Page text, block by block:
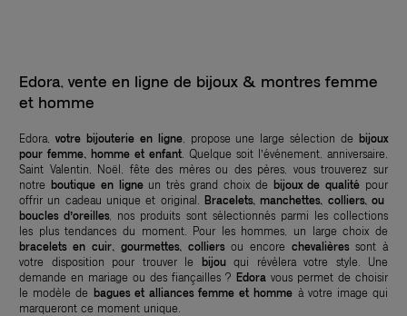
Edora, vente en ligne de bijoux & montres femme
et homme
Edora, votre bijouterie en ligne, propose une large sélection debijoux
pour femme, homme et enfant . Quelque soit l’événement, anniversaire,
Saint Valentin, Noël, fête des mères ou des pères, vous trouverez sur
notre boutique en ligneun très grand choix de bijoux de qualité pour
offrir un cadeau unique et original. Bracelets, manchettes, colliers, ou
boucles d’oreilles, nos produits sont sélectionnés parmi les collections
les plus tendances du moment. Pour les hommes, un large choix de
bracelets en cuir, gourmettes, colliersou encore chevalièressont à
votre disposition pour trouver le bijouqui révèlera votre style. Une
demande en mariage ou des fiançailles ?Edora vous permet de choisir
le modèle de bagues et alliances femme et homme à votre image qui
marqueront ce moment unique.